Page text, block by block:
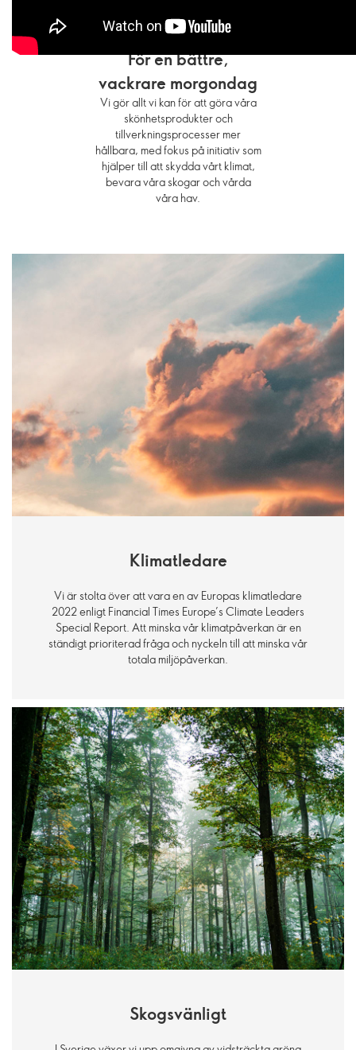
För en bättre,
vackrare morgondag
Vi gör allt vi kan för att göra våra
skönhetsprodukter och
tillverkningsprocesser mer
hållbara, med fokus på initiativ som
hjälper till att skydda vårt klimat,
bevara våra skogar och vårda
våra hav.
Klimatledare
Vi är stolta över att vara en av Europas klimatledare
2022 enligt Financial Times Europe’s Climate Leaders
Special Report. Att minska vår klimatpåverkan är en
ständigt prioriterad fråga och nyckeln till att minska vår
totala miljöpåverkan.
Skogsvänligt